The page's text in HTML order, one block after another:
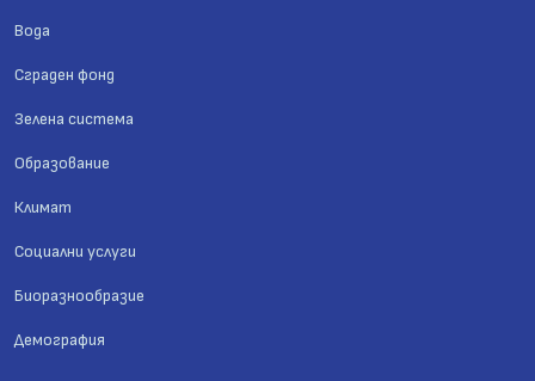
Вода
Сграден фонд
Зелена система
Образование
Климат
Социални услуги
Биоразнообразие
Демография